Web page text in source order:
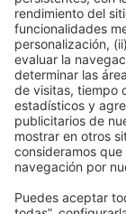
Sesión
Business
Power
lunes
18:30h